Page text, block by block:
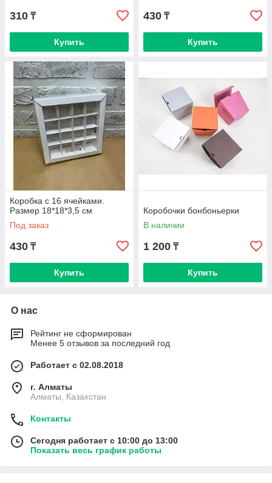
310 ₸
Купить
430 ₸
Купить
Коробка с 16 ячейками.
Размер 18*18*3,5 см
Под заказ
430 ₸
Купить
Коробочки бонбоньерки
В наличии
1 200 ₸
Купить
О нас
Рейтинг не сформирован
Менее 5 отзывов за последний год
Работает с 02.08.2018
г. Алматы
Алматы, Казахстан
Контакты
Сегодня работает с 10:00 до 13:00
Показать весь график работы